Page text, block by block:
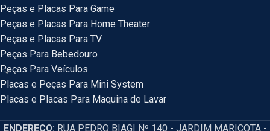
Peças e Placas Para Game
Peças e Placas Para Home Theater
Peças e Placas Para TV
Peças Para Bebedouro
Peças Para Veículos
Placas e Peças Para Mini System
Placas e Placas Para Maquina de Lavar
ENDEREÇO: RUA PEDRO BIAGI Nº 140 - JARDIM MARICOTA -